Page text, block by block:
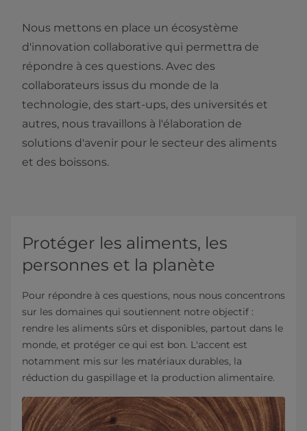
Nous mettons en place un écosystème
d'innovation collaborative qui permettra de
répondre à ces questions. Avec des
collaborateurs issus du monde de la
technologie, des start-ups, des universités et
autres, nous travaillons à l'élaboration de
solutions d'avenir pour le secteur des aliments
et des boissons.
Protéger les aliments, les
personnes et la planète
Pour répondre à ces questions, nous nous concentrons
sur les domaines qui soutiennent notre objectif :
rendre les aliments sûrs et disponibles, partout dans le
monde, et protéger ce qui est bon. L'accent est
notamment mis sur les matériaux durables, la
réduction du gaspillage et la production alimentaire.